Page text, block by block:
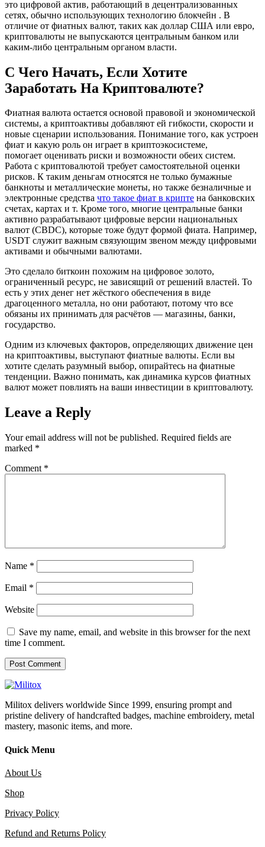
это цифровой актив, работающий в децентрализованных
сетях, обычно использующих технологию блокчейн . В
отличие от фиатных валют, таких как доллар США или евро,
криптовалюты не выпускаются центральным банком или
каким-либо центральным органом власти.
С Чего Начать, Если Хотите
Заработать На Криптовалюте?
Фиатная валюта остается основой правовой и экономической
системы, а криптоактивы добавляют ей гибкости, скорости и
новые сценарии использования. Понимание того, как устроен
фиат и какую роль он играет в криптоэкосистеме,
помогает оценивать риски и возможности обеих систем.
Работа с криптовалютой требует самостоятельной оценки
рисков. К таким деньгам относятся не только бумажные
банкноты и металлические монеты, но также безналичные и
электронные средства что такое фиат в крипте на банковских
счетах, картах и т. Кроме того, многие центральные банки
активно разрабатывают цифровые версии национальных
валют (CBDC), которые тоже будут формой фиата. Например,
USDT служит важным связующим звеном между цифровыми
активами и обычными валютами.
Это сделало биткоин похожим на цифровое золото,
ограниченный ресурс, не зависящий от решений властей. То
есть у этих денег нет жёсткого обеспечения в виде
драгоценного металла, но они работают, потому что все
обязаны их принимать для расчётов — магазины, банки,
государство.
Одним из ключевых факторов, определяющих движение цен
на криптоактивы, выступают фиатные валюты. Если вы
хотите сделать разумный выбор, опирайтесь на фиатные
тенденции. Важно понимать, как динамика курсов фиатных
валют может повлиять на ваши инвестиции в криптовалюту.
Leave a Reply
Your email address will not be published. Required fields are
marked *
Comment *
Name *
Email *
Website
Save my name, email, and website in this browser for the next
time I comment.
Militox delivers worldwide Since 1999, ensuring prompt and
pristine delivery of handcrafted badges, machine embroidery, metal
mastery, masonic items, and more.
Quick Menu
About Us
Shop
Privacy Policy
Refund and Returns Policy